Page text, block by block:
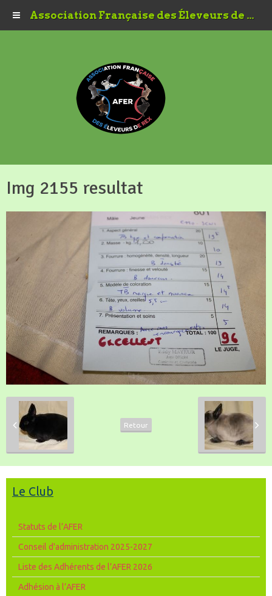
Association Française des Éleveurs de Rex
Img 2155 resultat
Retour
Le Club
Statuts de l’AFER
Conseil d'administration 2025-2027
Liste des Adhérents de l’AFER 2026
Adhésion à l’AFER